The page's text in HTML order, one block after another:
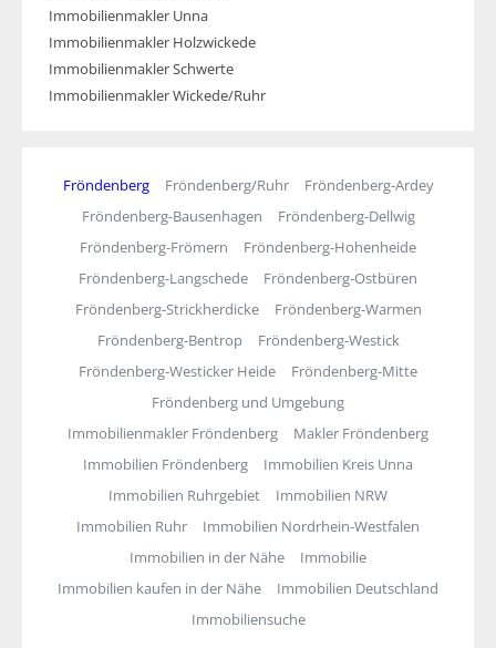
Immobilienmakler Unna
Immobilienmakler Holzwickede
Immobilienmakler Schwerte
Immobilienmakler Wickede/Ruhr
Fröndenberg Fröndenberg/Ruhr
Fröndenberg-Ardey
Fröndenberg-Bausenhagen
Fröndenberg-Dellwig
Fröndenberg-Frömern
Fröndenberg-Hohenheide
Fröndenberg-Langschede
Fröndenberg-Ostbüren
Fröndenberg-Strickherdicke
Fröndenberg-Warmen
Fröndenberg-Bentrop
Fröndenberg-Westick
Fröndenberg-Westicker Heide
Fröndenberg-Mitte
Fröndenberg und Umgebung
Immobilienmakler Fröndenberg
Makler Fröndenberg
Immobilien Fröndenberg
Immobilien Kreis Unna
Immobilien Ruhrgebiet
Immobilien NRW
Immobilien Ruhr
Immobilien Nordrhein-Westfalen
Immobilien in der Nähe
Immobilie
Immobilien kaufen in der Nähe
Immobilien Deutschland
Immobiliensuche